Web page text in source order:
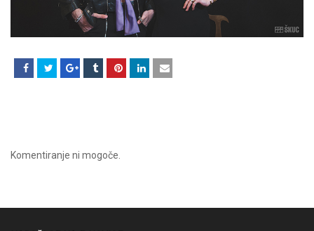
Komentiranje ni mogoče.